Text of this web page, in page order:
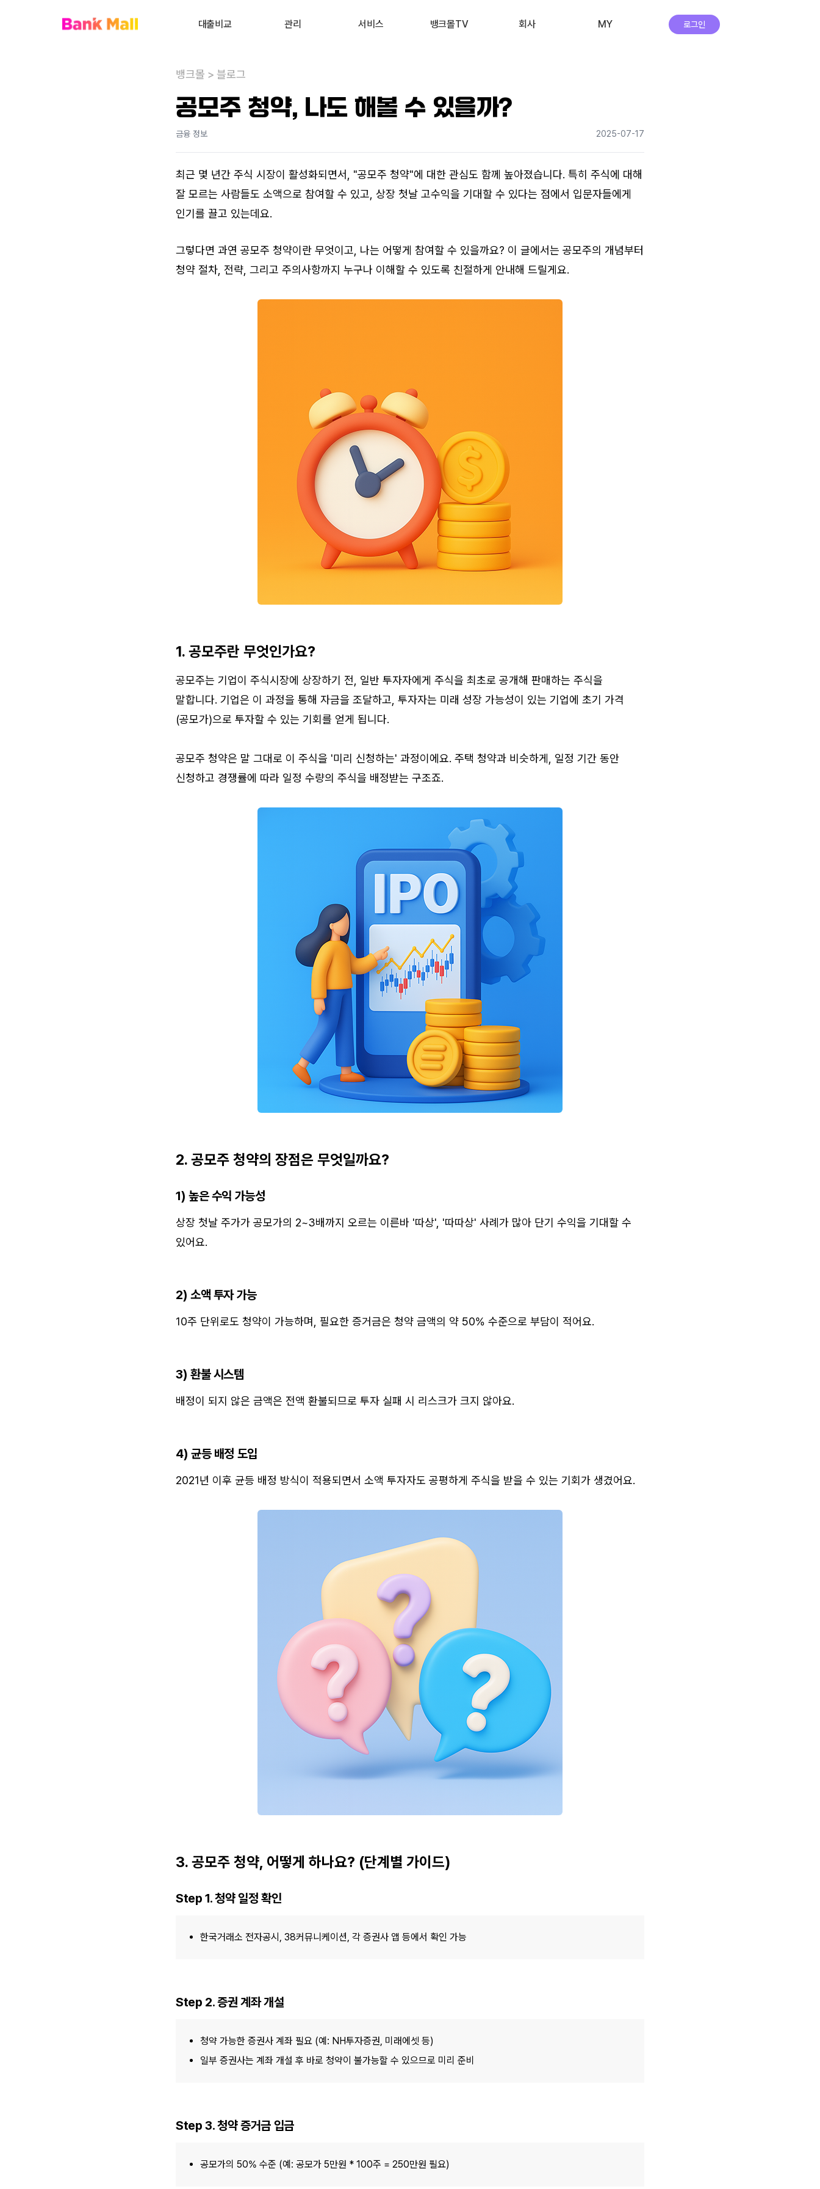
대출비교 관리 서비스 뱅크몰TV 회사 MY
대출상담사 찾기
사업자대출
개인회생자대출
내 대출 관리 투자 상품비교 뉴스
앱 다운로드
실시간 상담
로그인
뱅크몰 > 블로그
공모주 청약, 나도 해볼 수 있을까?
금융 정보 2025-07-17
최근 몇 년간 주식 시장이 활성화되면서, "공모주 청약"에 대한 관심도 함께 높아졌습니다. 특히 주식에 대해
잘 모르는 사람들도 소액으로 참여할 수 있고, 상장 첫날 고수익을 기대할 수 있다는 점에서 입문자들에게
인기를 끌고 있는데요.
그렇다면 과연 공모주 청약이란 무엇이고, 나는 어떻게 참여할 수 있을까요? 이 글에서는 공모주의 개념부터
청약 절차, 전략, 그리고 주의사항까지 누구나 이해할 수 있도록 친절하게 안내해 드릴게요.
1. 공모주란 무엇인가요?
공모주는 기업이 주식시장에 상장하기 전, 일반 투자자에게 주식을 최초로 공개해 판매하는 주식을
말합니다. 기업은 이 과정을 통해 자금을 조달하고, 투자자는 미래 성장 가능성이 있는 기업에 초기 가격
(공모가)으로 투자할 수 있는 기회를 얻게 됩니다.
공모주 청약은 말 그대로 이 주식을 '미리 신청하는' 과정이에요. 주택 청약과 비슷하게, 일정 기간 동안
신청하고 경쟁률에 따라 일정 수량의 주식을 배정받는 구조죠.
2. 공모주 청약의 장점은 무엇일까요?
1) 높은 수익 가능성
상장 첫날 주가가 공모가의 2~3배까지 오르는 이른바 '따상', '따따상' 사례가 많아 단기 수익을 기대할 수
있어요.
2) 소액 투자 가능
10주 단위로도 청약이 가능하며, 필요한 증거금은 청약 금액의 약 50% 수준으로 부담이 적어요.
3) 환불 시스템
배정이 되지 않은 금액은 전액 환불되므로 투자 실패 시 리스크가 크지 않아요.
4) 균등 배정 도입
2021년 이후 균등 배정 방식이 적용되면서 소액 투자자도 공평하게 주식을 받을 수 있는 기회가 생겼어요.
3. 공모주 청약, 어떻게 하나요? (단계별 가이드)
Step 1. 청약 일정 확인
한국거래소 전자공시, 38커뮤니케이션, 각 증권사 앱 등에서 확인 가능
Step 2. 증권 계좌 개설
청약 가능한 증권사 계좌 필요 (예: NH투자증권, 미래에셋 등)
일부 증권사는 계좌 개설 후 바로 청약이 불가능할 수 있으므로 미리 준비
Step 3. 청약 증거금 입금
공모가의 50% 수준 (예: 공모가 5만원 * 100주 = 250만원 필요)